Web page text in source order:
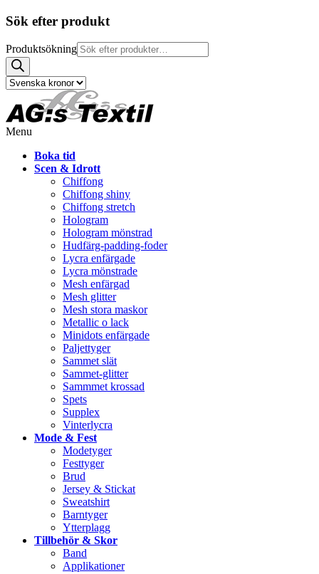
Sök efter produkt
Produktsökning
Menu
Boka tid
Scen & Idrott
Chiffong
Chiffong shiny
Chiffong stretch
Hologram
Hologram mönstrad
Hudfärg-padding-foder
Lycra enfärgade
Lycra mönstrade
Mesh enfärgad
Mesh glitter
Mesh stora maskor
Metallic o lack
Minidots enfärgade
Paljettyger
Sammet slät
Sammet-glitter
Sammmet krossad
Spets
Supplex
Vinterlycra
Mode & Fest
Modetyger
Festtyger
Brud
Jersey & Stickat
Sweatshirt
Barntyger
Ytterplagg
Tillbehör & Skor
Band
Applikationer